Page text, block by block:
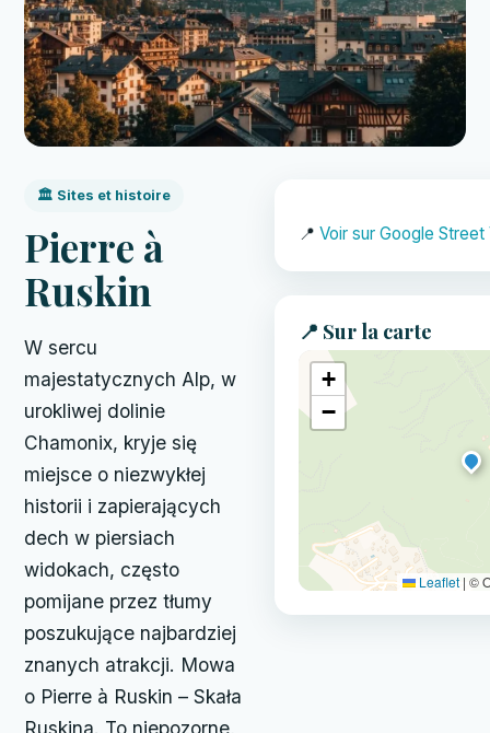
🏛️ Sites et histoire
Pierre à
Ruskin
W sercu
majestatycznych Alp, w
urokliwej dolinie
Chamonix, kryje się
miejsce o niezwykłej
historii i zapierających
dech w piersiach
widokach, często
pomijane przez tłumy
poszukujące najbardziej
znanych atrakcji. Mowa
o Pierre à Ruskin – Skała
Ruskina. To niepozorne,
📍 Voir sur Google Street
📍 Sur la carte
+
−
Leaflet | ©